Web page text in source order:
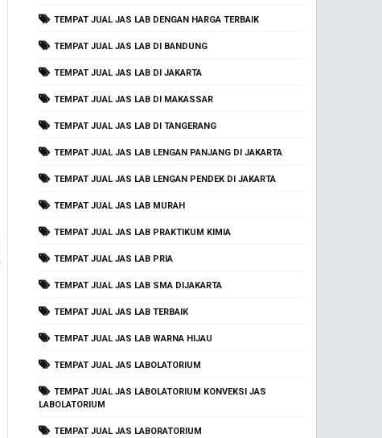
TEMPAT JUAL JAS LAB DENGAN HARGA TERBAIK
TEMPAT JUAL JAS LAB DI BANDUNG
TEMPAT JUAL JAS LAB DI JAKARTA
TEMPAT JUAL JAS LAB DI MAKASSAR
TEMPAT JUAL JAS LAB DI TANGERANG
TEMPAT JUAL JAS LAB LENGAN PANJANG DI JAKARTA
TEMPAT JUAL JAS LAB LENGAN PENDEK DI JAKARTA
TEMPAT JUAL JAS LAB MURAH
TEMPAT JUAL JAS LAB PRAKTIKUM KIMIA
TEMPAT JUAL JAS LAB PRIA
TEMPAT JUAL JAS LAB SMA DIJAKARTA
TEMPAT JUAL JAS LAB TERBAIK
TEMPAT JUAL JAS LAB WARNA HIJAU
TEMPAT JUAL JAS LABOLATORIUM
TEMPAT JUAL JAS LABOLATORIUM KONVEKSI JAS
LABOLATORIUM
TEMPAT JUAL JAS LABORATORIUM